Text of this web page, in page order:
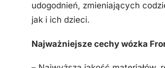
udogodnień, zmieniających
jak i ich dzieci.
Najważniejsze cechy wózka